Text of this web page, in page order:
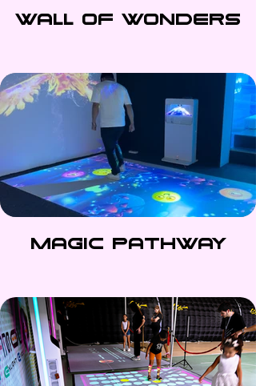
Wall of wonders
Magic Pathway